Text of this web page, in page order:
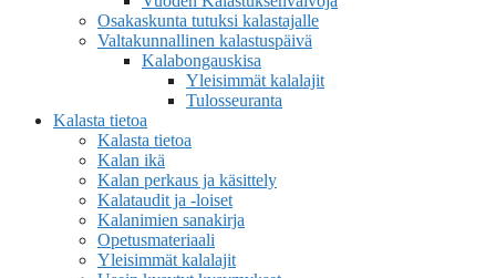
Osakaskunta tutuksi kalastajalle
Valtakunnallinen kalastuspäivä
Kalabongauskisa
Yleisimmät kalalajit
Tulosseuranta
Kalasta tietoa
Kalasta tietoa
Kalan ikä
Kalan perkaus ja käsittely
Kalataudit ja -loiset
Kalanimien sanakirja
Opetusmateriaali
Yleisimmät kalalajit